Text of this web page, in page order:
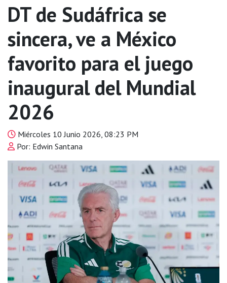
DT de Sudáfrica se
sincera, ve a México
favorito para el juego
inaugural del Mundial
2026
Miércoles 10 Junio 2026, 08:23 PM
Por: Edwin Santana